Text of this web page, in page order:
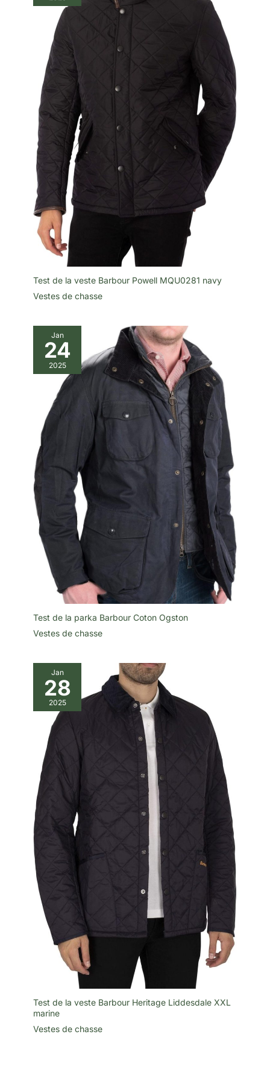
Test de la veste Barbour Powell MQU0281 navy
Vestes de chasse
Jan
24
2025
Test de la parka Barbour Coton Ogston
Vestes de chasse
Jan
28
2025
Test de la veste Barbour Heritage Liddesdale XXL
marine
Vestes de chasse